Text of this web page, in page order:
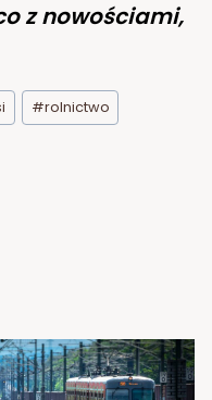
z nowościami,
#rolnictwo